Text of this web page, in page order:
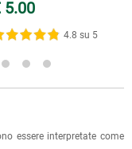
modulo d'ordine e
viae-mail.
5.00
4.8 su 5
essere interpretate come